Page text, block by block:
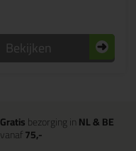
Bekijken
Gratisbezorging inNL & BE
vanaf75,-